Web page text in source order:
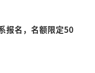
报名，名额限定50